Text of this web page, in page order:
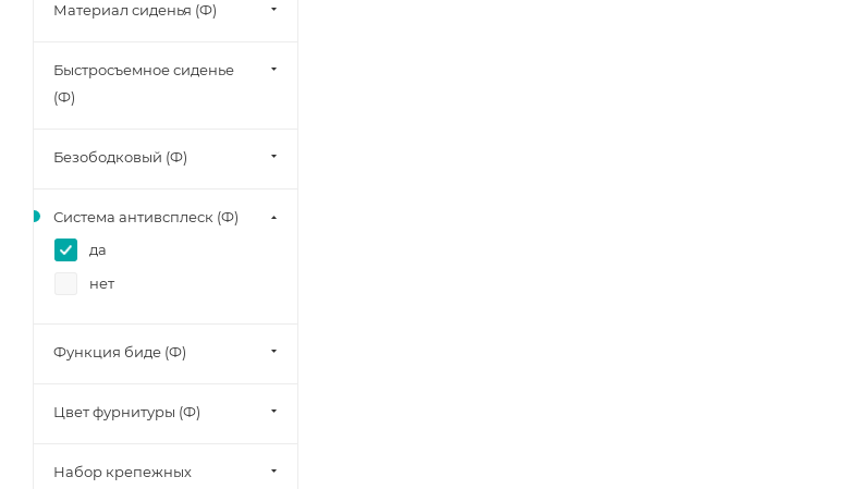
Материал сиденья (Ф)
Быстросъемное сиденье
(Ф)
Безободковый (Ф)
Система антивсплеск (Ф)
да
нет
Функция биде (Ф)
Цвет фурнитуры (Ф)
Набор крепежных